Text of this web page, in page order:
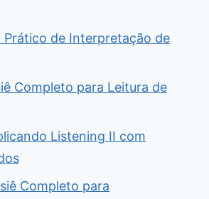
Prático de Interpretação de
Completo para Leitura de
Listening II com
Completo para